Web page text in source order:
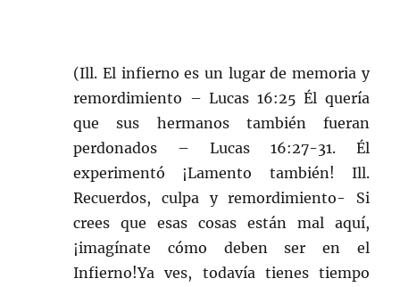
(Ill. El infierno es un lugar de memoria y
remordimiento – Lucas 16:25 Él quería
que sus hermanos también fueran
perdonados – Lucas 16:27-31. Él
experimentó ¡Lamento también! Ill.
Recuerdos, culpa y remordimiento- Si
crees que esas cosas están mal aquí,
¡imagínate cómo deben ser en el
Infierno!Ya ves, todavía tienes tiempo